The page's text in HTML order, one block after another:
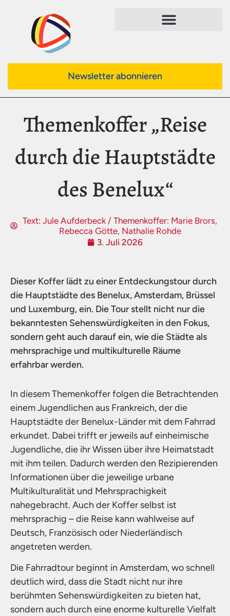
Newsletter abonnieren
Themenkoffer „Reise
durch die Hauptstädte
des Benelux“
Text: Jule Aufderbeck / Themenkoffer: Marie Brors,
Rebecca Götte, Nathalie Rohde
3. Juli 2026
Dieser Koffer lädt zu einer Entdeckungstour durch
die Hauptstädte des Benelux, Amsterdam, Brüssel
und Luxemburg, ein. Die Tour stellt nicht nur die
bekanntesten Sehenswürdigkeiten in den Fokus,
sondern geht auch darauf ein, wie die Städte als
mehrsprachige und multikulturelle Räume
erfahrbar werden.
In diesem Themenkoffer folgen die Betrachtenden
einem Jugendlichen aus Frankreich, der die
Hauptstädte der Benelux-Länder mit dem Fahrrad
erkundet. Dabei trifft er jeweils auf einheimische
Jugendliche, die ihr Wissen über ihre Heimatstadt
mit ihm teilen. Dadurch werden den Rezipierenden
Informationen über die jeweilige urbane
Multikulturalität und Mehrsprachigkeit
nahegebracht. Auch der Koffer selbst ist
mehrsprachig – die Reise kann wahlweise auf
Deutsch, Französisch oder Niederländisch
angetreten werden.
Die Fahrradtour beginnt in Amsterdam, wo schnell
deutlich wird, dass die Stadt nicht nur ihre
berühmten Sehenswürdigkeiten zu bieten hat,
sondern auch durch eine enorme kulturelle Vielfalt